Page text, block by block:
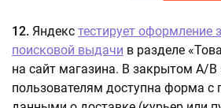
12. Яндекс тестирует оформление
поисковой выдачи в разделе
на сайт магазина. В закрытом A/B
пользователям доступна форма с